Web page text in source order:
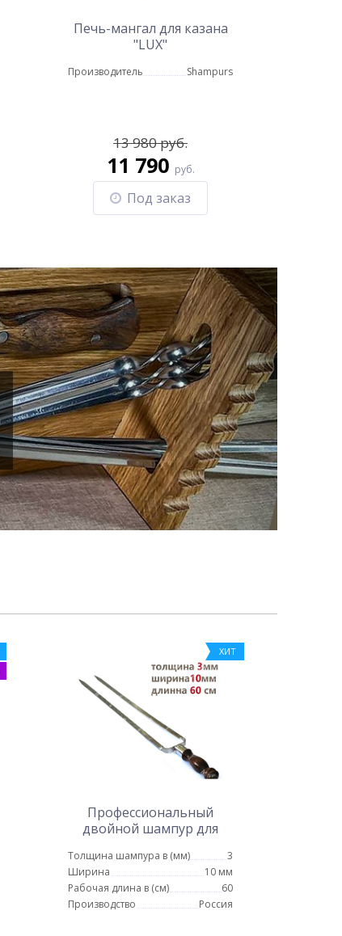
Печь-мангал для казана
"LUX"
Производитель Shampurs
13 980 руб.
11 790 руб.
Под заказ
ХИТ
Профессиональный
двойной шампур для
Толщина шампура в (мм)
3
Ширина
10 мм
Рабочая длина в (см)
60
Производство
Россия